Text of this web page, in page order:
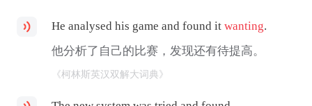
He analysed his game and found itwanting.
他分析了自己的比赛，发现还有待提高。
《柯林斯英汉双解大词典》